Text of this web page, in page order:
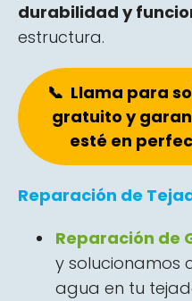
durabilidad y
estructura.
📞 Llama para
gratuito y
esté en
Reparación de
Reparación de
y solucionamos
agua en tu